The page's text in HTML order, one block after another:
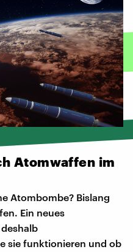
Atomwaffen im
Atombombe? Bislang
Ein neues
sie funktionieren und ob